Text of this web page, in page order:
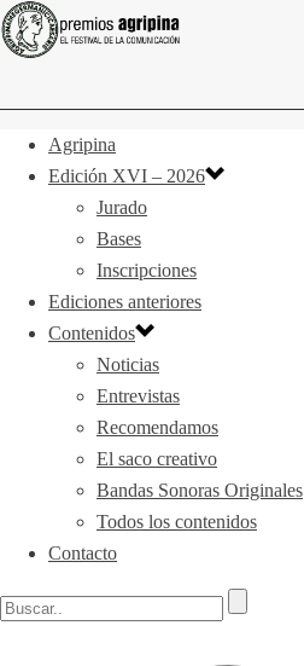
Agripina
Edición XVI – 2026
Jurado
Bases
Inscripciones
Ediciones anteriores
Contenidos
Noticias
Entrevistas
Recomendamos
El saco creativo
Bandas Sonoras Originales
Todos los contenidos
Contacto